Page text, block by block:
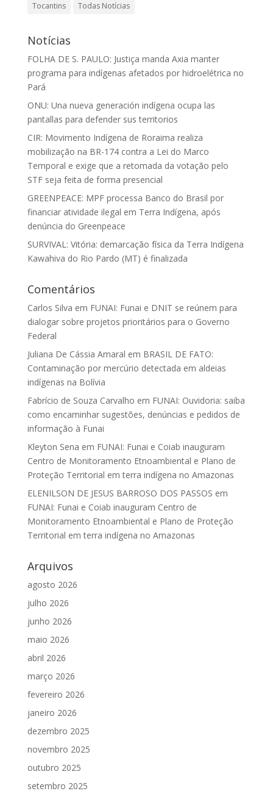
Tocantins
Todas Notícias
Notícias
FOLHA DE S. PAULO: Justiça manda Axia manter
programa para indígenas afetados por hidroelétrica no
Pará
ONU: Una nueva generación indígena ocupa las
pantallas para defender sus territorios
CIR: Movimento Indígena de Roraima realiza
mobilização na BR-174 contra a Lei do Marco
Temporal e exige que a retomada da votação pelo
STF seja feita de forma presencial
GREENPEACE: MPF processa Banco do Brasil por
financiar atividade ilegal em Terra Indígena, após
denúncia do Greenpeace
SURVIVAL: Vitória: demarcação física da Terra Indígena
Kawahiva do Rio Pardo (MT) é finalizada
Comentários
Carlos Silva em FUNAI: Funai e DNIT se reúnem para
dialogar sobre projetos prioritários para o Governo
Federal
Juliana De Cássia Amaral em BRASIL DE FATO:
Contaminação por mercúrio detectada em aldeias
indígenas na Bolívia
Fabrício de Souza Carvalho em FUNAI: Ouvidoria: saiba
como encaminhar sugestões, denúncias e pedidos de
informação à Funai
Kleyton Sena em FUNAI: Funai e Coiab inauguram
Centro de Monitoramento Etnoambiental e Plano de
Proteção Territorial em terra indígena no Amazonas
ELENILSON DE JESUS BARROSO DOS PASSOS em
FUNAI: Funai e Coiab inauguram Centro de
Monitoramento Etnoambiental e Plano de Proteção
Territorial em terra indígena no Amazonas
Arquivos
agosto 2026
julho 2026
junho 2026
maio 2026
abril 2026
março 2026
fevereiro 2026
janeiro 2026
dezembro 2025
novembro 2025
outubro 2025
setembro 2025